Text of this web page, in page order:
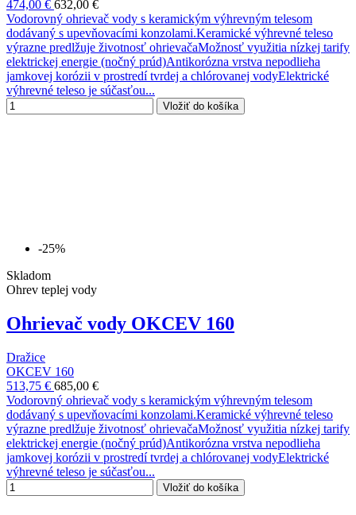
474,00 € 632,00 €
Vodorovný ohrievač vody s keramickým výhrevným telesom
dodávaný s upevňovacími konzolami.Keramické výhrevné teleso
výrazne predlžuje životnosť ohrievačaMožnosť využitia nízkej tarify
elektrickej energie (nočný prúd)Antikorózna vrstva nepodlieha
jamkovej korózii v prostredí tvrdej a chlórovanej vodyElektrické
výhrevné teleso je súčasťou...
Vložiť do košíka
-25%
Skladom
Ohrev teplej vody
Ohrievač vody OKCEV 160
Dražice
OKCEV 160
513,75 € 685,00 €
Vodorovný ohrievač vody s keramickým výhrevným telesom
dodávaný s upevňovacími konzolami.Keramické výhrevné teleso
výrazne predlžuje životnosť ohrievačaMožnosť využitia nízkej tarify
elektrickej energie (nočný prúd)Antikorózna vrstva nepodlieha
jamkovej korózii v prostredí tvrdej a chlórovanej vodyElektrické
výhrevné teleso je súčasťou...
Vložiť do košíka